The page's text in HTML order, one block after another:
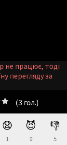
😧
1
😈
0
👎
5
(3 гол.)
не працює, тоді
перегляду за